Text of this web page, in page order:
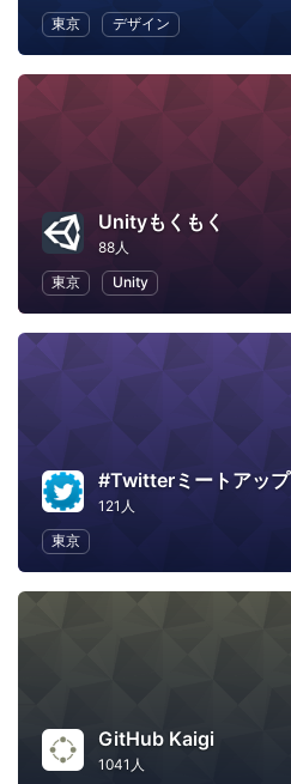
東京
デザイン
Unityもくもく
88人
東京
Unity
#Twitterミートアップ
121人
東京
GitHub Kaigi
1041人